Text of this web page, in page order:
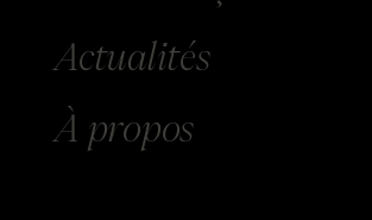
Actualités
À propos